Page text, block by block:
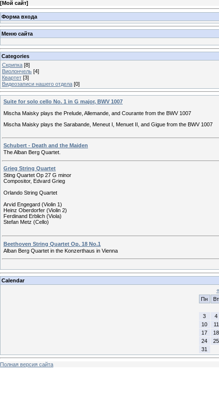
[Мой сайт]
Форма входа
Меню сайта
Categories
Скрипка [8]
Виолончель [4]
Квартет [3]
Видеозаписи нашего отдела [0]
Suite for solo cello No. 1 in G major, BWV 1007
Mischa Maisky plays the Prelude, Allemande, and Courante from the BWV 1007
Mischa Maisky plays the Sarabande, Meneut I, Menuet II, and Gigue from the BWV 1007
Schubert - Death and the Maiden
The Alban Berg Quartet.
Grieg String Quartet
Sting Quartet Op 27 G minor
Compositor, Edvard Grieg
Orlando String Quartet
Arvid Engegard (Violin 1)
Heinz Oberdorfer (Violin 2)
Ferdinand Erblich (Viola)
Stefan Metz (Cello)
Beethoven String Quartet Op. 18 No.1
Alban Berg Quartet in the Konzerthaus in Vienna
Calendar
«
Пн
Вт
3
4
10
11
17
18
24
25
31
Полная версия сайта